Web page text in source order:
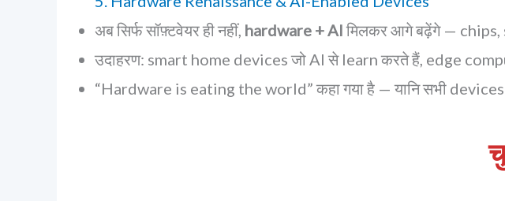
अब सिर्फ सॉफ़्टवेयर ही नहीं, hardware + AIमिलकर आगे बढ़ेंगे — chips,
उदाहरण: smart home devices जो AI से learn करते हैं, edge
“Hardware is eating the world” कहा गया है — यानि सभी